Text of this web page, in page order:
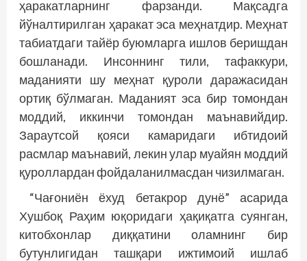
ҳаракатларнинг фарзанди. Мақсадга
йўналтирилган ҳаракат эса меҳнатдир. Меҳнат
табиатдаги тайёр буюмларга ишлов беришдан
бошланади. Инсоннинг тили, тафаккури,
маданияти шу меҳнат қуроли даражасидан
ортиқ бўлмаган. Маданият эса бир томондан
моддий, иккинчи томондан маънавийдир.
Зараутсой қояси камаридаги ибтидоий
расмлар маънавий, лекин улар муайян моддий
қуроллардан фойдаланилмасдан чизилмаган.
“Чағониён ёхуд бетакрор дунё” асарида
Хушбоқ Раҳим юқоридаги ҳақиқатга суянган,
китобхонлар диққатини оламнинг бир
бутунлигидан ташқари ижтимоий ишлаб